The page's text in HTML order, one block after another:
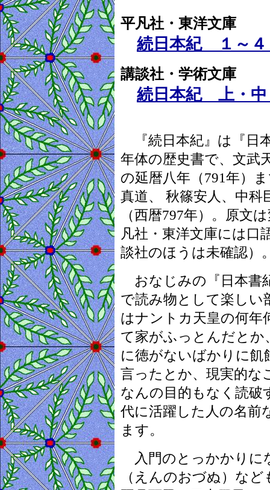
平凡社・東洋文庫
続日本紀 １～
講談社・学術文庫
続日本紀 上・中
『続日本紀』は『日
年体の歴史書で、文武
の延暦八年（791年）
真道、 秋篠安人、中科
（西暦797年）。原文
凡社・東洋文庫には口
談社のほうは未確認）
おなじみの『日本書
で読み物として楽しい
はナントカ天皇の何年
て家がふっとんだとか
に徳がないばかりに
言ったとか、現実的な
なんの目的もなく読
代に活躍した人の名前
ます。
入門のとっかかりに
（えんのおづぬ）な